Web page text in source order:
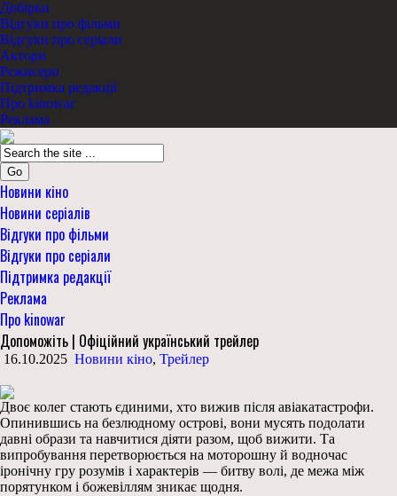
Добірки
Відгуки про фільми
Відгуки про серіали
Актори
Режисери
Підтримка редакції
Про kinowar
Реклама
Go
Новини кіно
Новини серіалів
Відгуки про фільми
Відгуки про серіали
Підтримка редакції
Реклама
Про kinowar
Допоможіть | Офіційний український трейлер
16.10.2025 Новини кіно, Трейлер
Двоє колег стають єдиними, хто вижив після авіакатастрофи.
Опинившись на безлюдному острові, вони мусять подолати
давні образи та навчитися діяти разом, щоб вижити. Та
випробування перетворюється на моторошну й водночас
іронічну гру розумів і характерів — битву волі, де межа між
порятунком і божевіллям зникає щодня.